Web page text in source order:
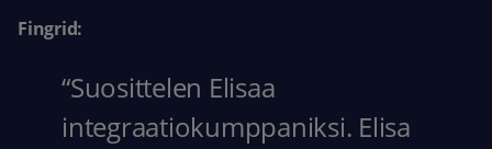
Fingrid:
“Suosittelen Elisaa
integraatiokumppaniksi. Elisa